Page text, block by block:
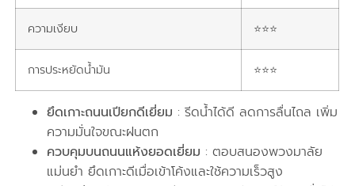
ความเงียบ ⭐⭐⭐
การประหยัดน้ำมัน ⭐⭐⭐
ยึดเกาะถนนเปียกดีเยี่ยม : รีดน้ำได้ดี ลดการลื่นไถล เพิ่ม
ความมั่นใจขณะฝนตก
ควบคุมบนถนนแห้งยอดเยี่ยม : ตอบสนองพวงมาลัย
แม่นยำ ยึดเกาะดีเมื่อเข้าโค้งและใช้ความเร็วสูง